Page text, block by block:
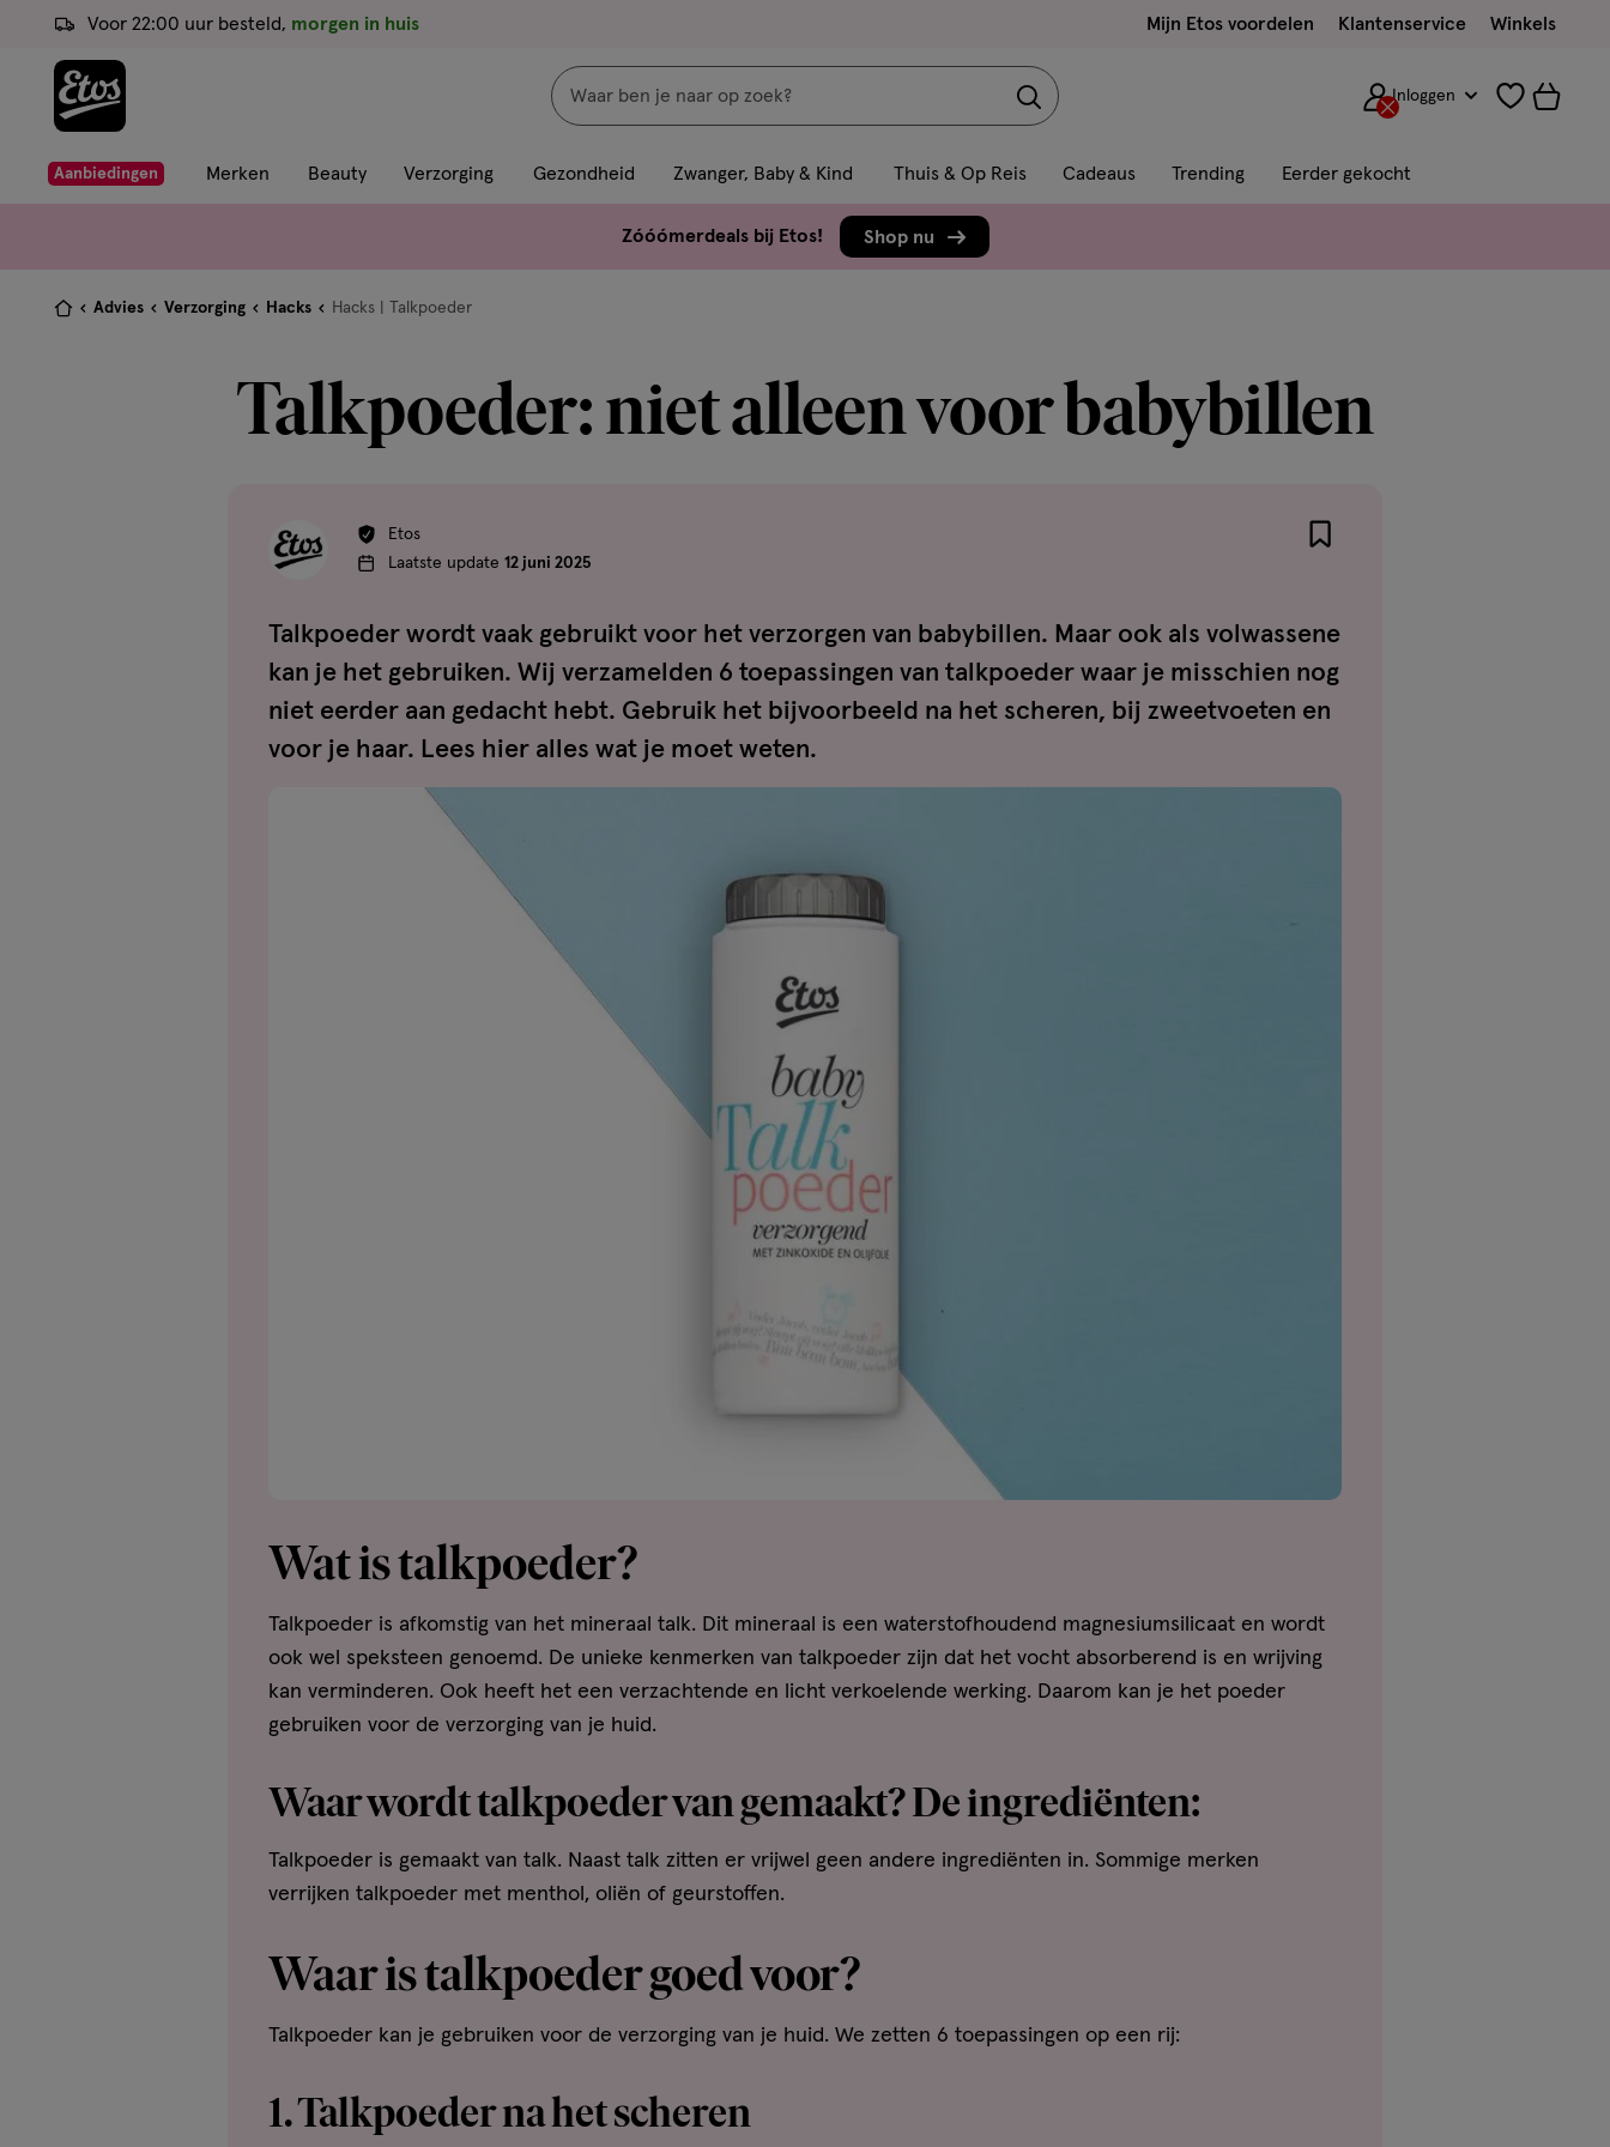
ga
de
hoofd
ga
naar
Voor 22:00 uur besteld, morgen in huis Mijn Etos voordelen Klantenservice Winkels
Zoeken
met
dit
geavanceerde
Inloggen
Aanbiedingen Merken Beauty Verzorging Gezondheid Zwanger, Baby & Kind Thuis & Op Reis Cadeaus Trending Eerder gekocht
Zóóómerdeals bij Etos! Shop nu
Je
Advies Verzorging Hacks Hacks | Talkpoeder
Talkpoeder: niet alleen voor babybillen
Etos
Laatste update 12 juni 2025
Talkpoeder wordt vaak gebruikt voor het verzorgen van babybillen. Maar ook als volwassene
kan je het gebruiken. Wij verzamelden 6 toepassingen van talkpoeder waar je misschien nog
niet eerder aan gedacht hebt. Gebruik het bijvoorbeeld na het scheren, bij zweetvoeten en
voor je haar. Lees hier alles wat je moet weten.
Wat is talkpoeder?
Talkpoeder is afkomstig van het mineraal talk. Dit mineraal is een waterstofhoudend magnesiumsilicaat en wordt
ook wel speksteen genoemd. De unieke kenmerken van talkpoeder zijn dat het vocht absorberend is en wrijving
kan verminderen. Ook heeft het een verzachtende en licht verkoelende werking. Daarom kan je het poeder
gebruiken voor de verzorging van je huid.
Waar wordt talkpoeder van gemaakt? De ingrediënten:
Talkpoeder is gemaakt van talk. Naast talk zitten er vrijwel geen andere ingrediënten in. Sommige merken
verrijken talkpoeder met menthol, oliën of geurstoffen.
Waar is talkpoeder goed voor?
Talkpoeder kan je gebruiken voor de verzorging van je huid. We zetten 6 toepassingen op een rij:
1. Talkpoeder na het scheren